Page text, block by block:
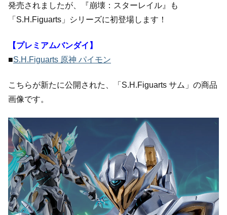
発売されましたが、『崩壊：スターレイル』も
「S.H.Figuarts」シリーズに初登場します！
【プレミアムバンダイ】
■S.H.Figuarts 原神 パイモン
こちらが新たに公開された、「S.H.Figuarts サム」の商品
画像です。